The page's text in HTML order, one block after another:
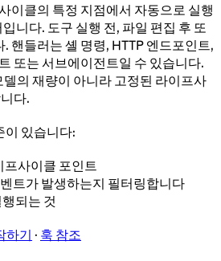
이클의 특정 지점에서 자동으로 실행
니다. 도구 실행 전, 파일 편집 후 또
핸들러는 셸 명령, HTTP 엔드포인트,
또는 서브에이전트일 수 있습니다.
의 재량이 아니라 고정된 라이프사
다.
이 있습니다:
프사이클 포인트
트가 발생하는지 필터링합니다
행되는 것
하기 · 훅 참조